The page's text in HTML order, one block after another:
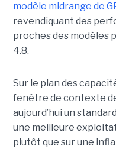
modèle midrange de
revendiquant des
proches des modèles
4.8.
Sur le plan des
fenêtre de contexte
aujourd’hui un
une meilleure
plutôt que sur une